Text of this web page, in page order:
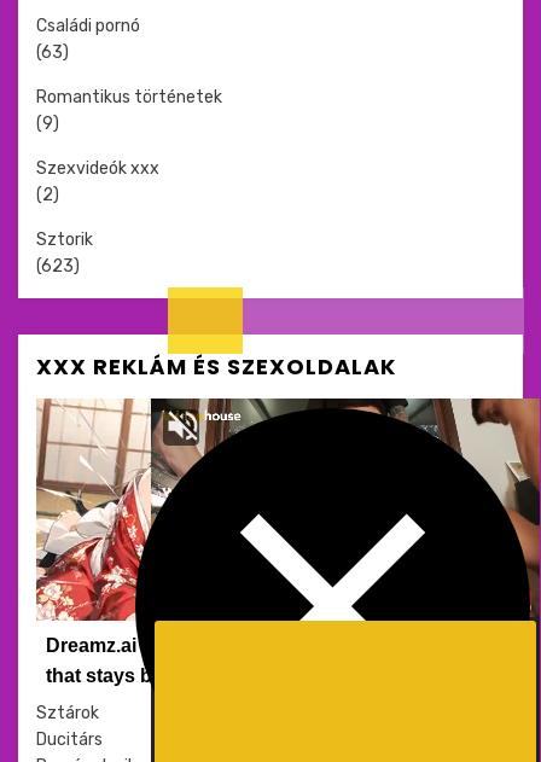
Családi pornó
(63)
Romantikus történetek
(9)
Szexvideók xxx
(2)
Sztorik
(623)
XXX REKLÁM ÉS SZEXOLDALAK
Dreamz.ai - A conversation
that stays between you
Meztelen
Sztárok
Ducitárs